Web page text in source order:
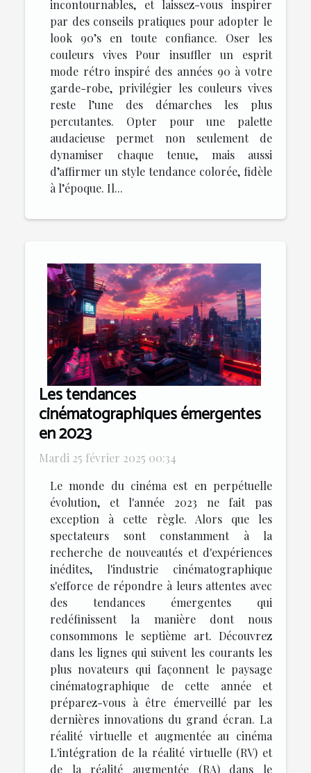
incontournables, et laissez-vous inspirer
par des conseils pratiques pour adopter le
look 90’s en toute confiance. Oser les
couleurs vives Pour insuffler un esprit
mode rétro inspiré des années 90 à votre
garde-robe, privilégier les couleurs vives
reste l’une des démarches les plus
percutantes. Opter pour une palette
audacieuse permet non seulement de
dynamiser chaque tenue, mais aussi
d’affirmer un style tendance colorée, fidèle
à l’époque. Il...
Les tendances
cinématographiques émergentes
en 2023
Mardi 25 février 2025 00:34
Le monde du cinéma est en perpétuelle
évolution, et l'année 2023 ne fait pas
exception à cette règle. Alors que les
spectateurs sont constamment à la
recherche de nouveautés et d'expériences
inédites, l'industrie cinématographique
s'efforce de répondre à leurs attentes avec
des tendances émergentes qui
redéfinissent la manière dont nous
consommons le septième art. Découvrez
dans les lignes qui suivent les courants les
plus novateurs qui façonnent le paysage
cinématographique de cette année et
préparez-vous à être émerveillé par les
dernières innovations du grand écran. La
réalité virtuelle et augmentée au cinéma
L'intégration de la réalité virtuelle (RV) et
de la réalité augmentée (RA) dans le